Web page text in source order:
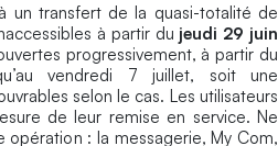
un transfert de la quasi-totalité de
à partir du jeudi 29 juin
progressivement, à partir du
vendredi 7 juillet, soit une
selon le cas. Les utilisateurs
de leur remise en service. Ne
: la messagerie, My Com,